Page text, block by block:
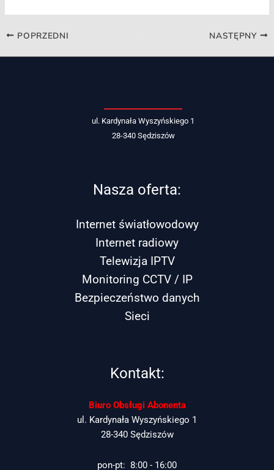
POPRZEDNI NASTĘPNY
ul. Kardynała Wyszyńskiego 1
28-340 Sędziszów
Nasza oferta:
Internet światłowodowy
Internet radiowy
Telewizja IPTV
Monitoring CCTV / IP
Bezpieczeństwo danych
Sieci
Kontakt:
Biuro Obsługi Abonenta
ul. Kardynała Wyszyńskiego 1
28-340 Sędziszów
pon-pt: 8:00 - 16:00